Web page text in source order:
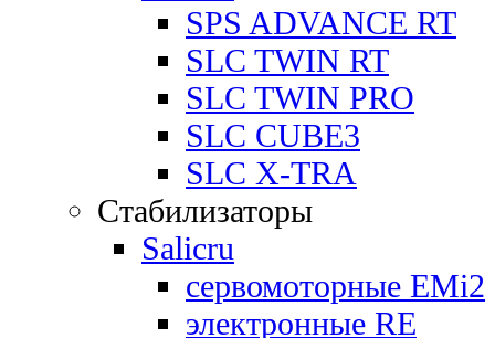
SPS ADVANCE RT
SLC TWIN RT
SLC TWIN PRO
SLC CUBE3
SLC X-TRA
Стабилизаторы
Salicru
сервомоторные EMi2
электронные RE